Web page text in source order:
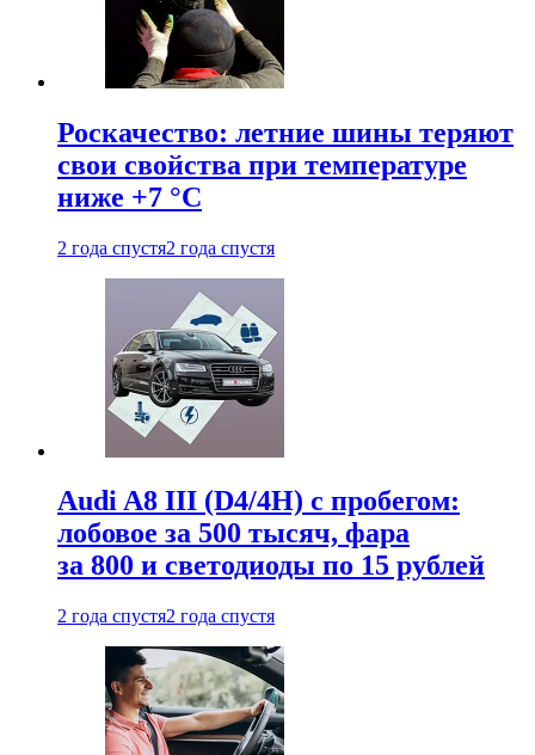
Роскачество: летние шины теряют
свои свойства при температуре
ниже +7 °C
2 года спустя2 года спустя
Audi A8 III (D4/4H) c пробегом:
лобовое за 500 тысяч, фара
за 800 и светодиоды по 15 рублей
2 года спустя2 года спустя